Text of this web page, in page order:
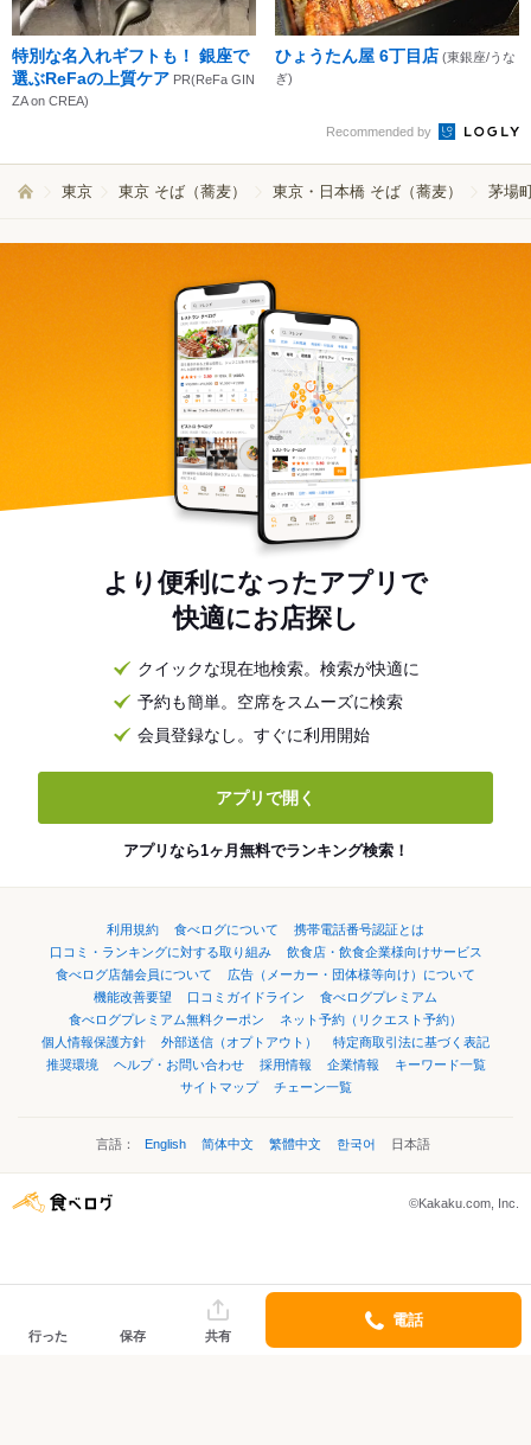
特別な名入れギフトも！ 銀座で
選ぶReFaの上質ケア PR(ReFa GIN
ZA on CREA)
ひょうたん屋 6丁目店 (東銀座/うな
ぎ)
Recommended by
東京 東京 そば（蕎麦） 東京・日本橋 そば（蕎麦） 茅場
より便利になったアプリで
快適にお店探し
クイックな現在地検索。検索が快適に
予約も簡単。空席をスムーズに検索
会員登録なし。すぐに利用開始
アプリで開く
アプリなら1ヶ月無料でランキング検索！
利用規約 食べログについて
携帯電話番号認証とは
口コミ・ランキングに対する取り組み
飲食店・飲食企業様向けサービス
食べログ店舗会員について
広告（メーカー・団体様等向け）について
機能改善要望
口コミガイドライン
食べログプレミアム
食べログプレミアム無料クーポン
ネット予約（リクエスト予約）
個人情報保護方針
外部送信（オプトアウト）
特定商取引法に基づく表記
推奨環境
ヘルプ・お問い合わせ 採用情報 企業情報
キーワード一覧
サイトマップ
チェーン一覧
言語： English 简体中文 繁體中文 한국어 日本語
©Kakaku.com, Inc.
行った 保存 共有
電話